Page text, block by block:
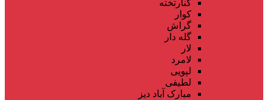
کنارتخته
کوار
گراش
گله دار
لار
لامرد
لپویی
لطیفی
مبارک آباد دیز